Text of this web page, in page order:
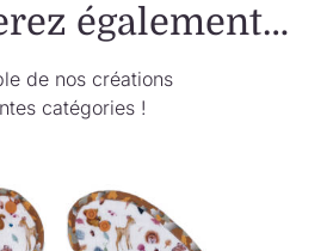
également…
de nos créations
catégories !